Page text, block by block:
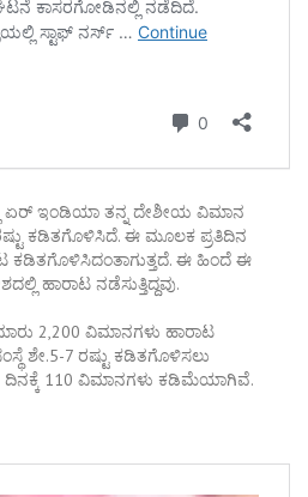
ಏರ್ ಇಂಡಿಯಾ ತನ್ನ ದೇಶೀಯ ವಿಮಾನ
ಕಡಿತಗೊಳಿಸಿದೆ. ಈ ಮೂಲಕ ಪ್ರತಿದಿನ
ಕಡಿತಗೊಳಿಸಿದಂತಾಗುತ್ತದೆ. ಈ ಹಿಂದೆ ಈ
ಹಾರಾಟ ನಡೆಸುತ್ತಿದ್ದವು.
2,200 ವಿಮಾನಗಳು ಹಾರಾಟ
ಶೇ.5-7 ರಷ್ಟು ಕಡಿತಗೊಳಿಸಲು
110 ವಿಮಾನಗಳು ಕಡಿಮೆಯಾಗಿವೆ.